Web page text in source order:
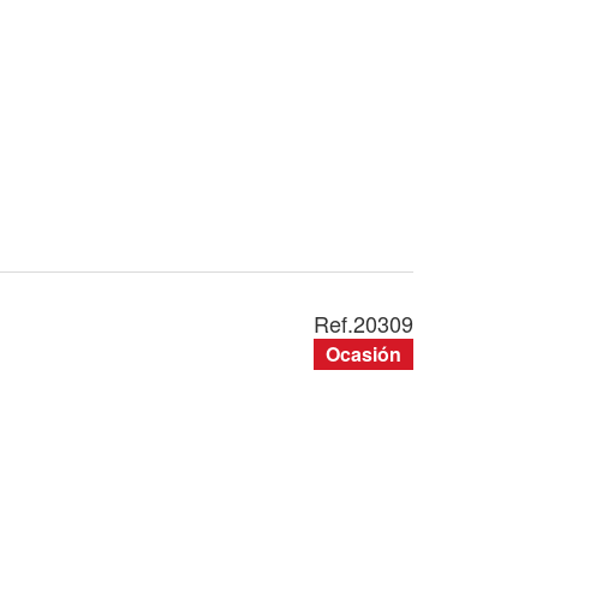
Ref.20309
Ocasión